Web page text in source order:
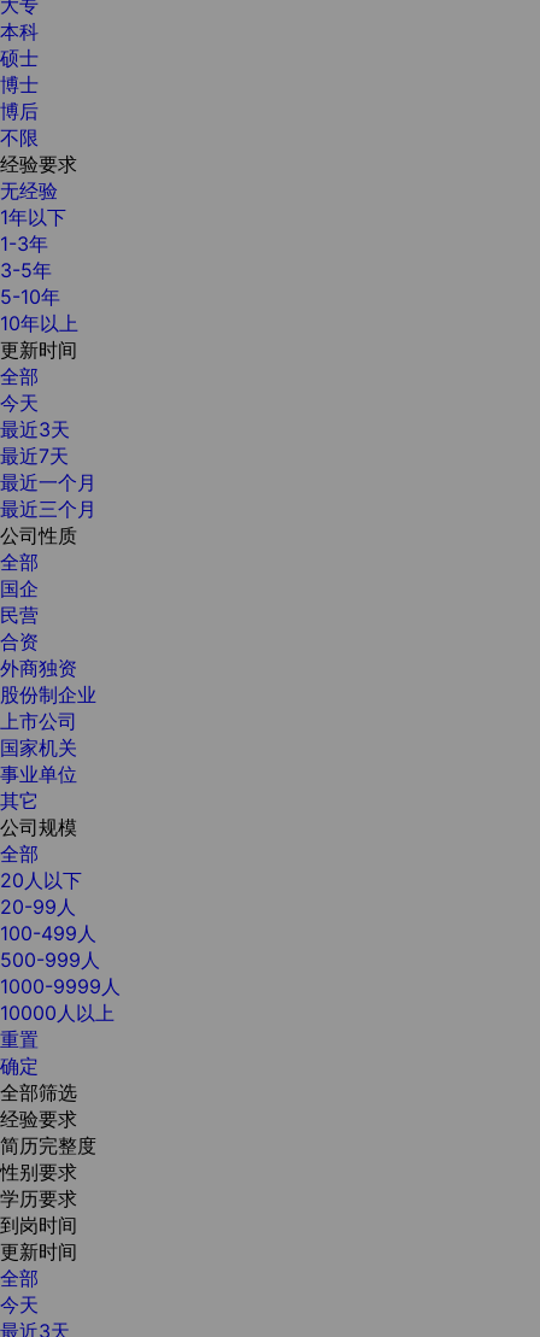
本科
硕士
博士
博后
不限
经验要求
无经验
1年以下
1-3年
3-5年
5-10年
10年以上
更新时间
全部
今天
最近3天
最近7天
最近一个月
最近三个月
公司性质
全部
国企
民营
合资
外商独资
股份制企业
上市公司
国家机关
事业单位
其它
公司规模
全部
20人以下
20-99人
100-499人
500-999人
1000-9999人
10000人以上
重置
确定
全部筛选
经验要求
简历完整度
性别要求
学历要求
到岗时间
更新时间
全部
今天
最近3天